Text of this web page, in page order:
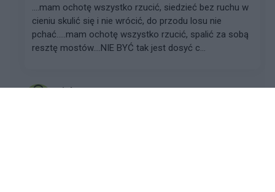
....mam ochotę wszystko rzucić, siedzieć bez ruchu w
cieniu skulić się i nie wrócić, do przodu losu nie
pchać.....mam ochotę wszystko rzucić, spalić za sobą
resztę mostów....NIE BYĆ tak jest dosyć c...
jolanet